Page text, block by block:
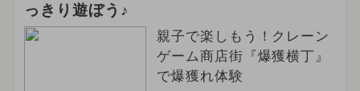
っきり遊ぼう♪
親子で楽しもう！クレーン
ゲーム商店街『爆獲横丁』
で爆獲れ体験